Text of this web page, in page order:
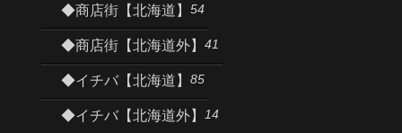
◆商店街【北海道】 54
◆商店街【北海道外】 41
◆イチバ【北海道】 85
◆イチバ【北海道外】 14